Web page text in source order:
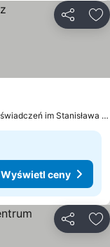
4.0 km do: Ogród Doświadczeń im Stanisława Lema
Wyświetl ceny